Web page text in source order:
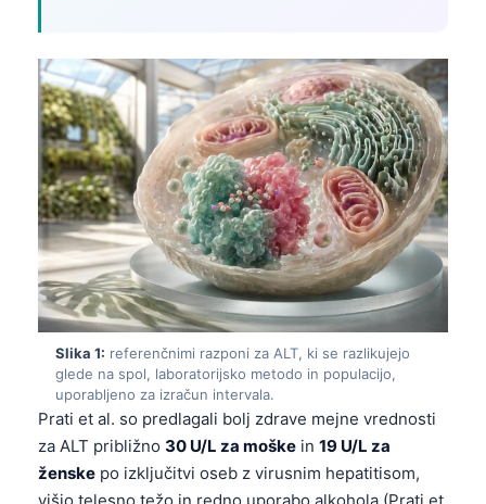
Slika 1: referenčnimi razponi za ALT, ki se razlikujejo
glede na spol, laboratorijsko metodo in populacijo,
uporabljeno za izračun intervala.
Prati et al. so predlagali bolj zdrave mejne vrednosti
za ALT približno 30 U/L za moške in 19 U/L za
ženske po izključitvi oseb z virusnim hepatitisom,
višjo telesno težo in redno uporabo alkohola (Prati et